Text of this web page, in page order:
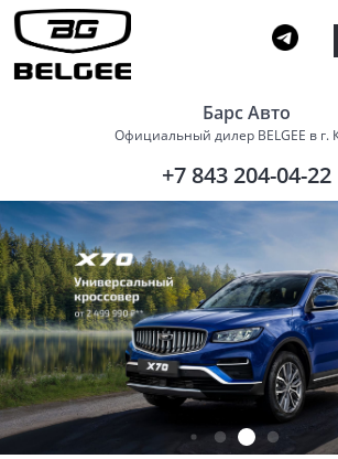
Барс Авто
Официальный дилер BELGEE в г.
+7 843 204-04-22